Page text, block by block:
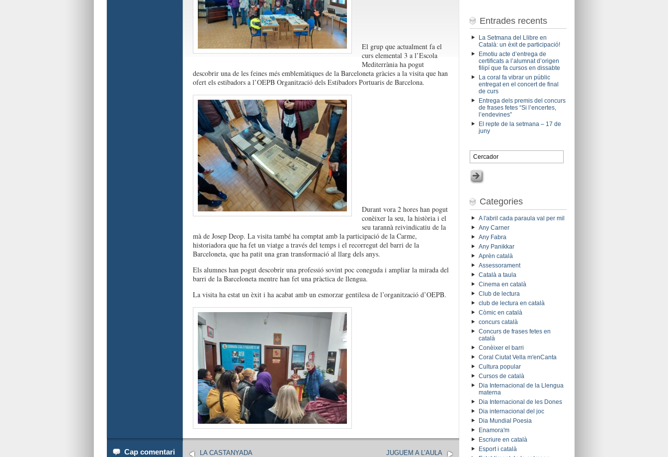
El grup que actualment fa el
curs elemental 3 a l’Escola
Mediterrània ha pogut
descobrir una de les feines més emblemàtiques de la Barceloneta gràcies a la visita que han
ofert els estibadors a l’OEPB Organització dels Estibadors Portuaris de Barcelona.
Durant vora 2 hores han pogut
conèixer la seu, la història i el
seu tarannà reivindicatiu de la
mà de Josep Deop. La visita també ha comptat amb la participació de la Carme,
historiadora que ha fet un viatge a través del temps i el recorregut del barri de la
Barceloneta, que ha patit una gran transformació al llarg dels anys.
Els alumnes han pogut descobrir una professió sovint poc coneguda i ampliar la mirada del
barri de la Barceloneta mentre han fet una pràctica de llengua.
La visita ha estat un èxit i ha acabat amb un esmorzar gentilesa de l’organització d’OEPB.
Cap comentari JUGUEM A L’AULA
LA CASTANYADA
Entrades recents
La Setmana del Llibre en
Català: un èxit de participació!
Emotiu acte d’entrega de
certificats a l’alumnat d’origen
filipí que fa cursos en dissabte
La coral fa vibrar un públic
entregat en el concert de final
de curs
Entrega dels premis del concurs
de frases fetes “Si l’encertes,
l’endevines”
El repte de la setmana – 17 de
juny
Categories
A l'abril cada paraula val per mil
Any Carner
Any Fabra
Any Panikkar
Aprèn català
Assessorament
Català a taula
Cinema en català
Club de lectura
club de lectura en català
Còmic en català
concurs català
Concurs de frases fetes en
català
Conèixer el barri
Coral Ciutat Vella m'enCanta
Cultura popular
Cursos de català
Dia Internacional de la Llengua
materna
Dia Internacional de les Dones
Dia internacional del joc
Dia Mundial Poesia
Enamora'm
Escriure en català
Esport i català